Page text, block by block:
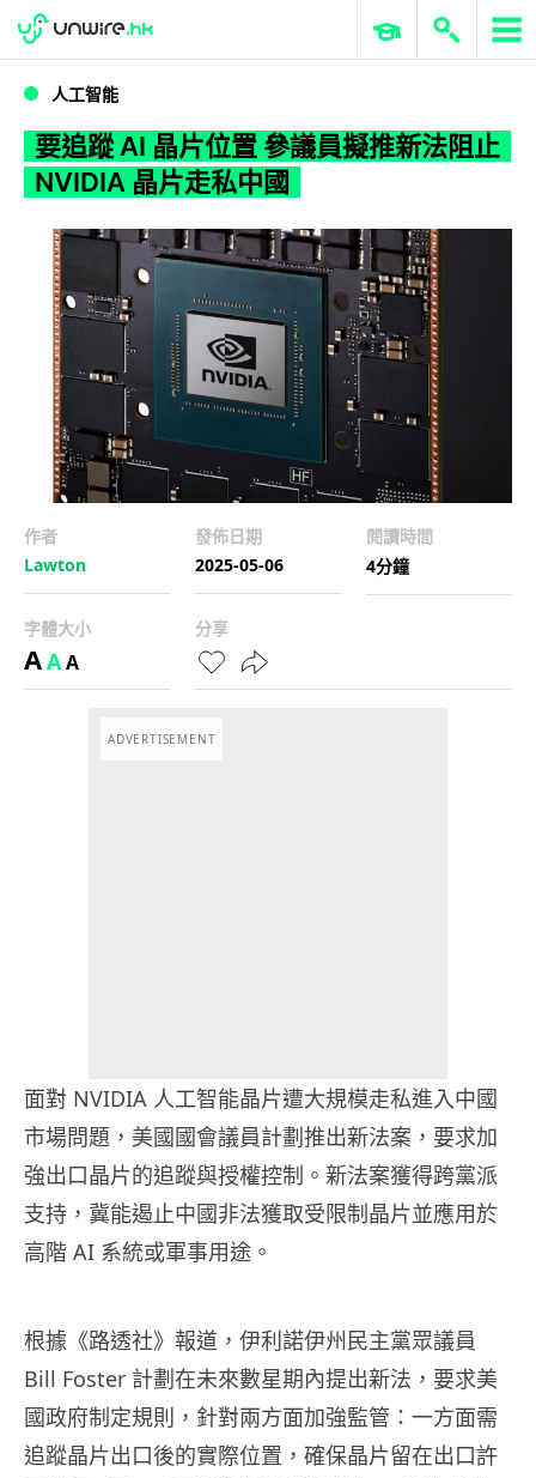
WWDC 2026 ERP 與商業 AI
人工智能
要追蹤 AI 晶片位置 參議員擬推新法阻止
NVIDIA 晶片走私中國
作者
Lawton
發佈日期
2025-05-06
閱讀時間
4分鐘
字體大小
AAA
分享
ADVERTISEMENT
面對 NVIDIA 人工智能晶片遭大規模走私進入中國
市場問題，美國國會議員計劃推出新法案，要求加
強出口晶片的追蹤與授權控制。新法案獲得跨黨派
支持，冀能遏止中國非法獲取受限制晶片並應用於
高階 AI 系統或軍事用途。
根據《路透社》報道，伊利諾伊州民主黨眾議員
Bill Foster 計劃在未來數星期內提出新法，要求美
國政府制定規則，針對兩方面加強監管：一方面需
追蹤晶片出口後的實際位置，確保晶片留在出口許